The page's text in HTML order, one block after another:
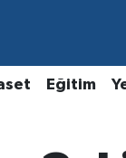
Eğitim